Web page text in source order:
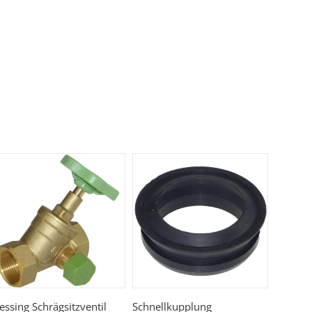
Schrägsitzventil Schnellkupplung